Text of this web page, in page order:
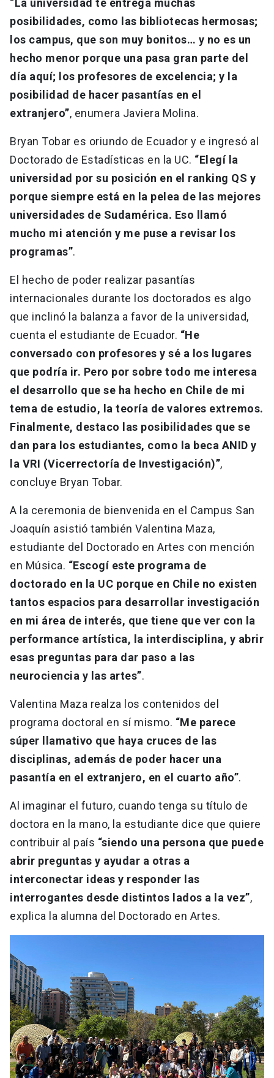
“La universidad te entrega muchas
posibilidades, como las bibliotecas hermosas;
los campus, que son muy bonitos… y no es un
hecho menor porque una pasa gran parte del
día aquí; los profesores de excelencia; y la
posibilidad de hacer pasantías en el
extranjero”, enumera Javiera Molina.
Bryan Tobar es oriundo de Ecuador y e ingresó al
Doctorado de Estadísticas en la UC. “Elegí la
universidad por su posición en el ranking QS y
porque siempre está en la pelea de las mejores
universidades de Sudamérica. Eso llamó
mucho mi atención y me puse a revisar los
programas”.
El hecho de poder realizar pasantías
internacionales durante los doctorados es algo
que inclinó la balanza a favor de la universidad,
cuenta el estudiante de Ecuador. “He
conversado con profesores y sé a los lugares
que podría ir. Pero por sobre todo me interesa
el desarrollo que se ha hecho en Chile de mi
tema de estudio, la teoría de valores extremos.
Finalmente, destaco las posibilidades que se
dan para los estudiantes, como la beca ANID y
la VRI (Vicerrectoría de Investigación)”,
concluye Bryan Tobar.
A la ceremonia de bienvenida en el Campus San
Joaquín asistió también Valentina Maza,
estudiante del Doctorado en Artes con mención
en Música. “Escogí este programa de
doctorado en la UC porque en Chile no existen
tantos espacios para desarrollar investigación
en mi área de interés, que tiene que ver con la
performance artística, la interdisciplina, y abrir
esas preguntas para dar paso a las
neurociencia y las artes”.
Valentina Maza realza los contenidos del
programa doctoral en sí mismo. “Me parece
súper llamativo que haya cruces de las
disciplinas, además de poder hacer una
pasantía en el extranjero, en el cuarto año”.
Al imaginar el futuro, cuando tenga su título de
doctora en la mano, la estudiante dice que quiere
contribuir al país “siendo una persona que puede
abrir preguntas y ayudar a otras a
interconectar ideas y responder las
interrogantes desde distintos lados a la vez”,
explica la alumna del Doctorado en Artes.